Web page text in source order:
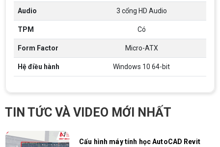
Audio 3 cổng HD Audio
TPM Có
Form Factor Micro-ATX
Hệ điều hành Windows 10 64-bit
TIN TỨC VÀ VIDEO MỚI NHẤT
chuyên ngành CNTT , QTKD hoặc các ngành liên
quan. Ưu tiên biết tiếng Anh cơ bản Có khả năng
tinh thần học hỏi, sáng tạo, tinh thần trách nhiệm
cao, quyết đoán. Kinh nghiệm ít nhất 2 năm ở vị
Gói hỗ trợ vay ưu đãi: - Khoản vay lên đến 100
vòng 10 phút
họa từ 2D, dựng video đến 3D
Hướng dẫn chọn PC cho sinh viên thiết kế đồ họa
từ 2D, dựng video đến 3D. Cấu hình tối ưu, dùng
Cấu hình máy tính học AutoCAD Revit